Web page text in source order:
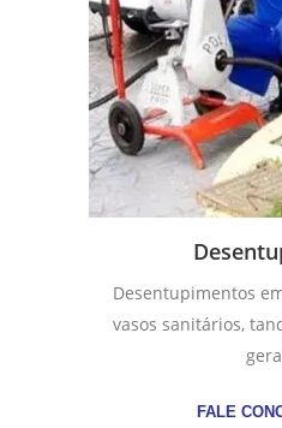
Desentupimentos
vasos sanitários,
FALE